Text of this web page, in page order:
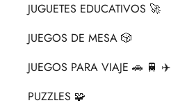
JUGUETES EDUCATIVOS 🚀
JUEGOS DE MESA 🎲
JUEGOS PARA VIAJE 🚗 🚆 ✈️
PUZZLES 🧩